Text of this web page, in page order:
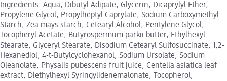
Ingredients: Aqua, Dibutyl Adipate, Glycerin, Dicaprylyl Ether,
Propylene Glycol, Propylheptyl Caprylate, Sodium Carboxymethyl
Starch, Zea mays starch, Cetearyl Alcohol, Pentylene Glycol,
Tocopheryl Acetate, Butyrospermum parkii butter, Ethylhexyl
Stearate, Glyceryl Stearate, Disodium Cetearyl Sulfosuccinate, 1,2-
Hexanediol, 4-t-Butylcyclohexanol, Sodium Ursolate, Sodium
Oleanolate, Physalis pubescens fruit juice, Centella asiatica leaf
extract, Diethylhexyl Syringylidenemalonate, Tocopherol,